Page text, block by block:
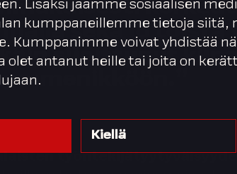
Lisäksi jaamme sosiaalisen
kumppaneillemme tietoja siitä,
Kumppanimme voivat yhdistää
olet antanut heille tai joita on
Kiellä
sekä jo toista
sijoittunut